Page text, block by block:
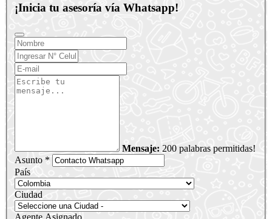
¡Inicia tu asesoría vía Whatsapp!
Mensaje: 200 palabras permitidas!
Asunto *
País
Ciudad
Agente Asignado